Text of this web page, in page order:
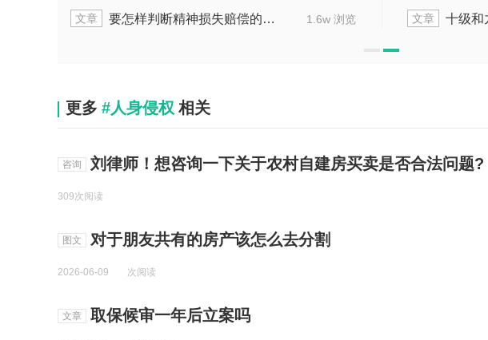
1.7w 浏览
打架时先动手者要怎样作出赔偿 文章 要怎样判断精神损失赔偿的状况
更多 #人身侵权 相关
咨询 刘律师！想咨询一下关于农村自建房买卖是否合法问题?
309次阅读
图文 对于朋友共有的房产该怎么去分割
2026-06-09 次阅读
文章 取保候审一年后立案吗